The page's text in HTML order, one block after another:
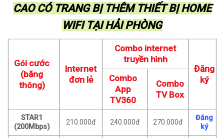
CAO CÓ TRANG BỊ THÊM THIẾT BỊ HOME
WIFI TẠI HẢI PHÒNG
Gói cước
(băng
thông)
Internet
đơn lẻ
Combo internet
truyền hình
Đăng
ký
Combo
App
TV360
Combo
TV Box
STAR1
(200Mbps)
210.000đ 240.000đ 270.000đ
Đăng
ký